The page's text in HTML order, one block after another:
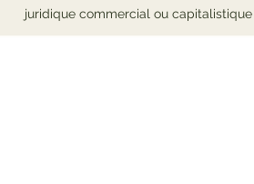
juridique commercial ou